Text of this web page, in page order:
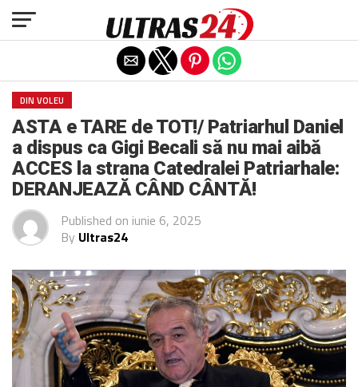
DIN VOLEU
ASTA e TARE de TOT!/ Patriarhul Daniel
a dispus ca Gigi Becali să nu mai aibă
ACCES la strana Catedralei Patriarhale:
DERANJEAZĂ CÂND CÂNTĂ!
Published on iunie 6, 2025
By Ultras24
Exit mobile version